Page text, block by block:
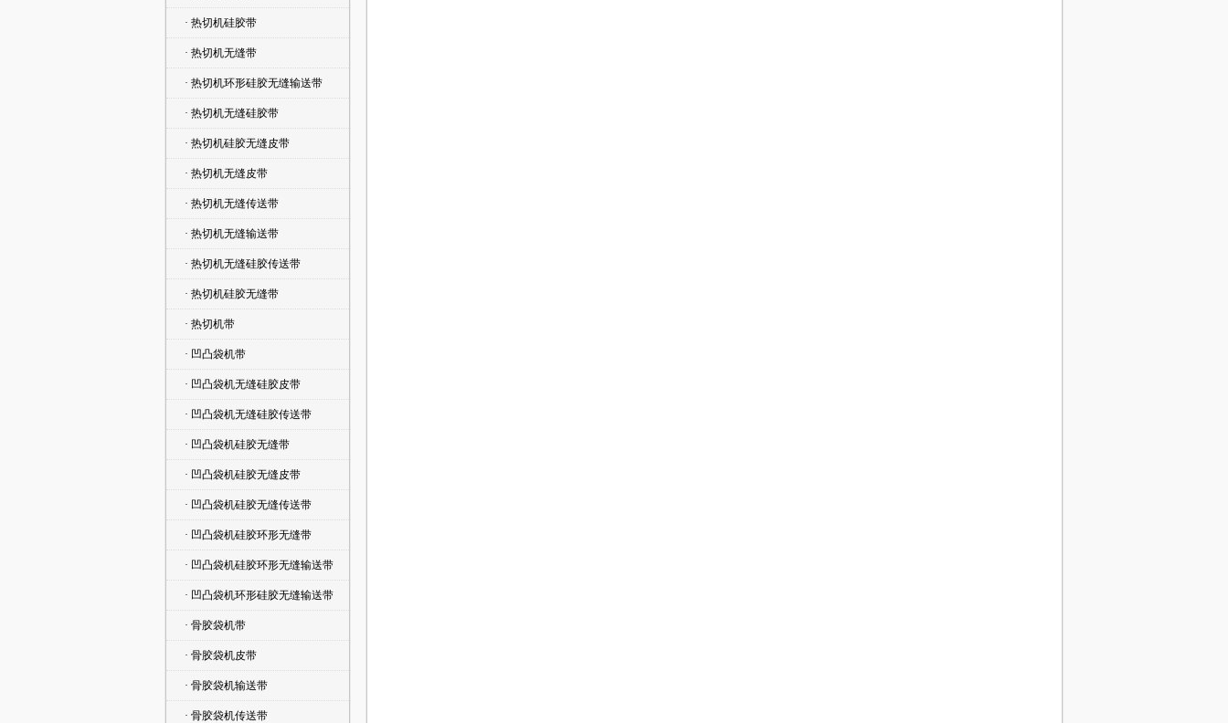
· 热切机硅胶带
· 热切机无缝带
· 热切机环形硅胶无缝输送带
· 热切机无缝硅胶带
· 热切机硅胶无缝皮带
· 热切机无缝皮带
· 热切机无缝传送带
· 热切机无缝输送带
· 热切机无缝硅胶传送带
· 热切机硅胶无缝带
· 热切机带
· 凹凸袋机带
· 凹凸袋机无缝硅胶皮带
· 凹凸袋机无缝硅胶传送带
· 凹凸袋机硅胶无缝带
· 凹凸袋机硅胶无缝皮带
· 凹凸袋机硅胶无缝传送带
· 凹凸袋机硅胶环形无缝带
· 凹凸袋机硅胶环形无缝输送带
· 凹凸袋机环形硅胶无缝输送带
· 骨胶袋机带
· 骨胶袋机皮带
· 骨胶袋机输送带
· 骨胶袋机传送带